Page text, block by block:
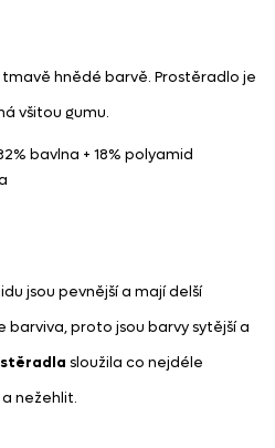
hnědé barvě. Prostěradlo je
všitou gumu.
bavlna + 18% polyamid
jsou pevnější a mají delší
barviva, proto jsou barvy sytější a
sloužila co nejdéle
nežehlit.